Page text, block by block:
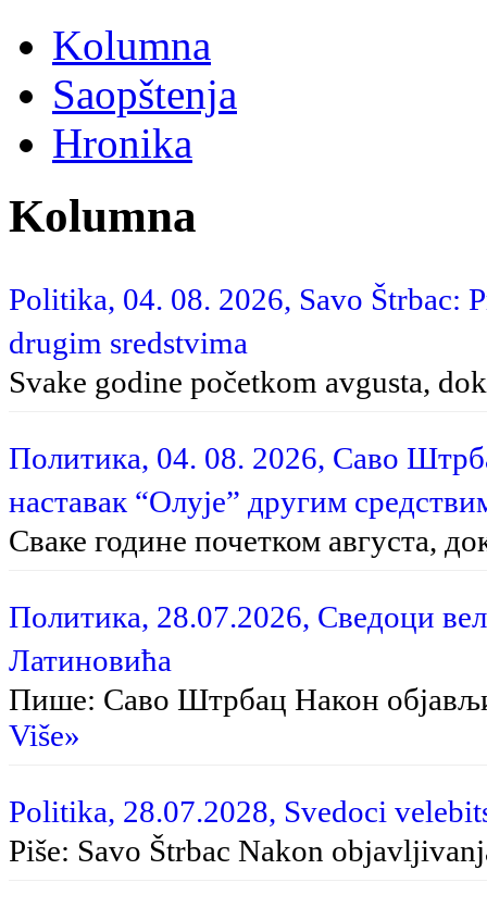
Kolumna
Saopštenja
Hronika
Kolumna
Politika, 04. 08. 2026, Savo Štrbac:
drugim sredstvima
Svake godine početkom avgusta,
Политика, 04. 08. 2026, Саво
наставак “Олује” другим
Сваке године почетком августа,
Политика, 28.07.2026, Сведоци
Латиновића
Пише: Саво Штрбац На­кон
Više»
Politika, 28.07.2028, Svedoci
Piše: Savo Štrbac Na­kon